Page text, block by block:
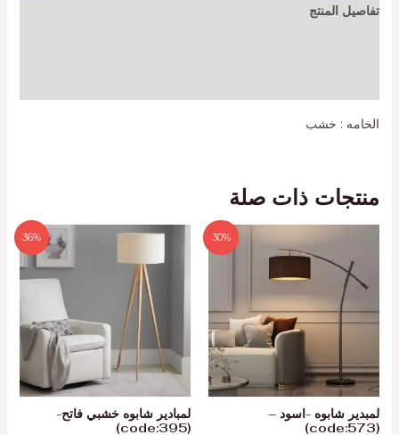
تفاصيل المنتج
الخامه : خشب
منتجات ذات صلة
30%
لمبدير شابوه -اسود –
(code:573)
36%
لمبادير شابوه خشبي فاتح-
(code:395)